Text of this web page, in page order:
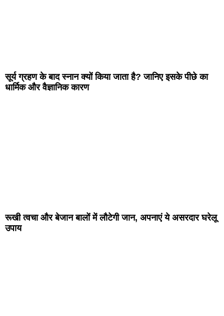
सूर्य ग्रहण के बाद स्नान क्यों किया जाता है? जानिए इसके पीछे का
धार्मिक और वैज्ञानिक कारण
रूखी त्वचा और बेजान बालों में लौटेगी जान, अपनाएं ये असरदार घरेलू
उपाय